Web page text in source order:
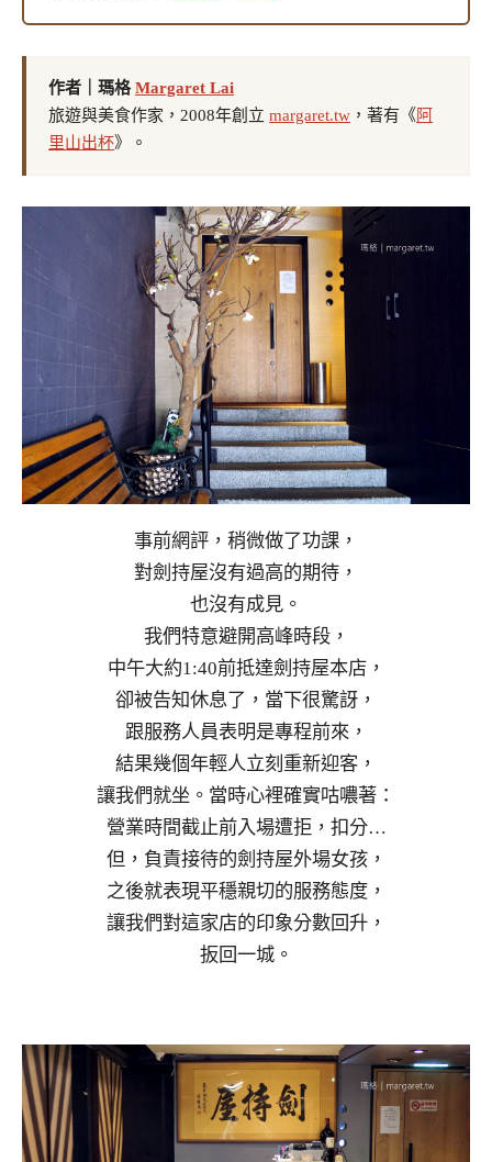
作者｜瑪格Margaret Lai
旅遊與美食作家，2008年創立 margaret.tw ，著有《阿
里山出杯》。
事前網評，稍微做了功課，
對劍持屋沒有過高的期待，
也沒有成見。
我們特意避開高峰時段，
中午大約1:40前抵達劍持屋本店，
卻被告知休息了，當下很驚訝，
跟服務人員表明是專程前來，
結果幾個年輕人立刻重新迎客，
讓我們就坐。當時心裡確實咕噥著：
營業時間截止前入場遭拒，扣分…
但，負責接待的劍持屋外場女孩，
之後就表現平穩親切的服務態度，
讓我們對這家店的印象分數回升，
扳回一城。